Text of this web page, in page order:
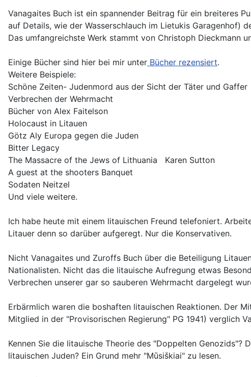
Vanagaites Buch ist ein spannender Beitrag für ein breiteres
auf Details, wie der Wasserschlauch im Lietukis Garagenhof)
Das umfangreichste Werk stammt von Christoph Dieckmann
Einige Bücher sind hier bei mir unter Bücher rezensiert.
Weitere Beispiele:
Schöne Zeiten- Judenmord aus der Sicht der Täter und Gaffer
Verbrechen der Wehrmacht
Bücher von Alex Faitelson
Holocaust in Litauen
Götz Aly Europa gegen die Juden
Bitter Legacy
The Massacre of the Jews of Lithuania Karen Sutton
A guest at the shooters Banquet
Sodaten Neitzel
Und viele weitere.
Ich habe heute mit einem litauischen Freund telefoniert.
Litauer denn so darüber aufgeregt. Nur die Konservativen.
Nicht Vanagaites und Zuroffs Buch über die Beteiligung
Nationalisten. Nicht das die litauische Aufregung etwas
Verbrechen unserer gar so sauberen Wehrmacht dargelegt
Erbärmlich waren die boshaften litauischen Reaktionen. Der
Mitglied in der "Provisorischen Regierung" PG 1941) verglich
Kennen Sie die litauische Theorie des "Doppelten
litauischen Juden? Ein Grund mehr "Mūsiškiai" zu lesen.